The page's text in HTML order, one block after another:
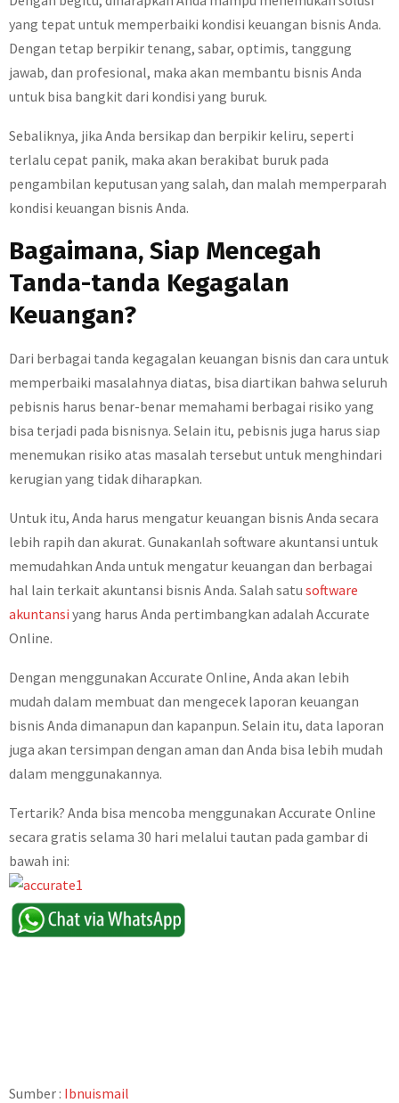
yang tepat untuk memperbaiki kondisi keuangan bisnis Anda.
Dengan tetap berpikir tenang, sabar, optimis, tanggung
jawab, dan profesional, maka akan membantu bisnis Anda
untuk bisa bangkit dari kondisi yang buruk.
Sebaliknya, jika Anda bersikap dan berpikir keliru, seperti
terlalu cepat panik, maka akan berakibat buruk pada
pengambilan keputusan yang salah, dan malah memperparah
kondisi keuangan bisnis Anda.
Bagaimana, Siap Mencegah
Tanda-tanda Kegagalan
Keuangan?
Dari berbagai tanda kegagalan keuangan bisnis dan cara untuk
memperbaiki masalahnya diatas, bisa diartikan bahwa seluruh
pebisnis harus benar-benar memahami berbagai risiko yang
bisa terjadi pada bisnisnya. Selain itu, pebisnis juga harus siap
menemukan risiko atas masalah tersebut untuk menghindari
kerugian yang tidak diharapkan.
Untuk itu, Anda harus mengatur keuangan bisnis Anda secara
lebih rapih dan akurat. Gunakanlah software akuntansi untuk
memudahkan Anda untuk mengatur keuangan dan berbagai
hal lain terkait akuntansi bisnis Anda. Salah satu software
akuntansi yang harus Anda pertimbangkan adalah Accurate
Online.
Dengan menggunakan Accurate Online, Anda akan lebih
mudah dalam membuat dan mengecek laporan keuangan
bisnis Anda dimanapun dan kapanpun. Selain itu, data laporan
juga akan tersimpan dengan aman dan Anda bisa lebih mudah
dalam menggunakannya.
Tertarik? Anda bisa mencoba menggunakan Accurate Online
secara gratis selama 30 hari melalui tautan pada gambar di
bawah ini:
Sumber : Ibnuismail